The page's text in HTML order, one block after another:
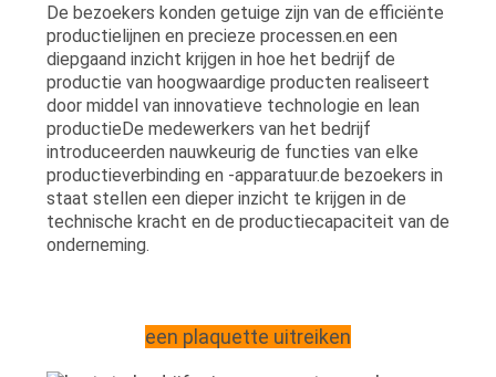
De bezoekers konden getuige zijn van de efficiënte
productielijnen en precieze processen.en een
diepgaand inzicht krijgen in hoe het bedrijf de
productie van hoogwaardige producten realiseert
door middel van innovatieve technologie en lean
productieDe medewerkers van het bedrijf
introduceerden nauwkeurig de functies van elke
productieverbinding en -apparatuur.de bezoekers in
staat stellen een dieper inzicht te krijgen in de
technische kracht en de productiecapaciteit van de
onderneming.
een plaquette uitreiken